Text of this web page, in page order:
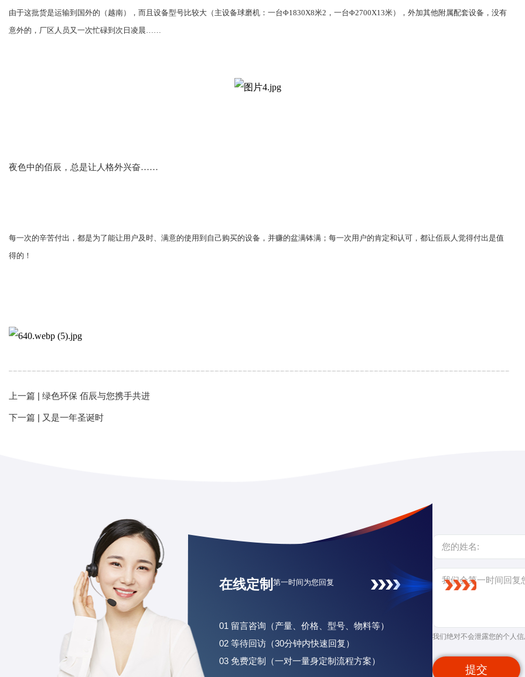
由于这批货是运输到国外的（越南），而且设备型号比较大（主设备球磨机：一台Φ1830X8米2，一台Φ2700X13米），外加其他附属配套设备，没有
意外的，厂区人员又一次忙碌到次日凌晨……
夜色中的佰辰，总是让人格外兴奋……
每一次的辛苦付出，都是为了能让用户及时、满意的使用到自己购买的设备，并赚的盆满钵满；每一次用户的肯定和认可，都让佰辰人觉得付出是值
得的！
上一篇 | 绿色环保 佰辰与您携手共进
下一篇 | 又是一年圣诞时
在线定制第一时间为您回复
01 留言咨询（产量、价格、型号、物料等）
02 等待回访（30分钟内快速回复）
03 免费定制（一对一量身定制流程方案）
我们绝对不会泄露您的个人
提交